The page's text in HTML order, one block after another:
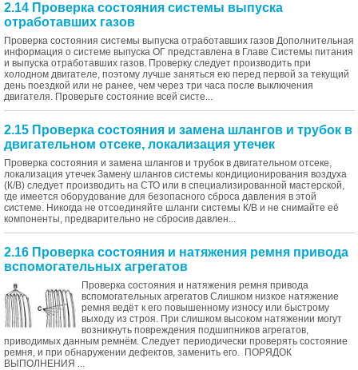
2.14 Проверка состояния системы выпуска
отработавших газов
Проверка состояния системы выпуска отработавших газов Дополнительная
информация о системе выпуска ОГ представлена в Главе Системы питания
и выпуска отработавших газов. Проверку следует производить при
холодном двигателе, поэтому лучше заняться ею перед первой за текущий
день поездкой или не ранее, чем через три часа после выключения
двигателя. Проверьте состояние всей систе...
2.15 Проверка состояния и замена шлангов и трубок в
двигательном отсеке, локализация утечек
Проверка состояния и замена шлангов и трубок в двигательном отсеке,
локализация утечек Замену шлангов системы кондиционирования воздуха
(К/В) следует производить на СТО или в специализированной мастерской,
где имеется оборудование для безопасного сброса давления в этой
системе. Никогда не отсоединяйте шланги системы К/В и не снимайте её
компоненты, предварительно не сбросив давлен...
2.16 Проверка состояния и натяжения ремня привода
вспомогательных агрегатов
Проверка состояния и натяжения ремня привода
вспомогательных агрегатов Слишком низкое натяжение
ремня ведёт к его повышенному износу или быстрому
выходу из строя. При слишком высоком натяжении могут
возникнуть повреждения подшипников агрегатов,
приводимых данным ремнём. Следует периодически проверять состояние
ремня, и при обнаружении дефектов, заменить его. ПОРЯДОК
ВЫПОЛНЕНИЯ ...